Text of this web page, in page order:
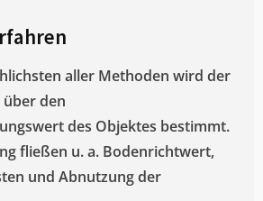
aller Methoden wird der
den
des Objektes bestimmt.
fließen u. a. Bodenrichtwert,
und Abnutzung der